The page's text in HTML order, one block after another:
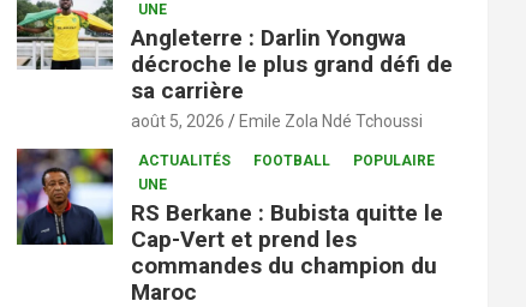
UNE
Angleterre : Darlin Yongwa
décroche le plus grand défi de
sa carrière
août 5, 2026 Emile Zola Ndé Tchoussi
ACTUALITÉS FOOTBALL
POPULAIRE
UNE
RS Berkane : Bubista quitte le
Cap-Vert et prend les
commandes du champion du
Maroc